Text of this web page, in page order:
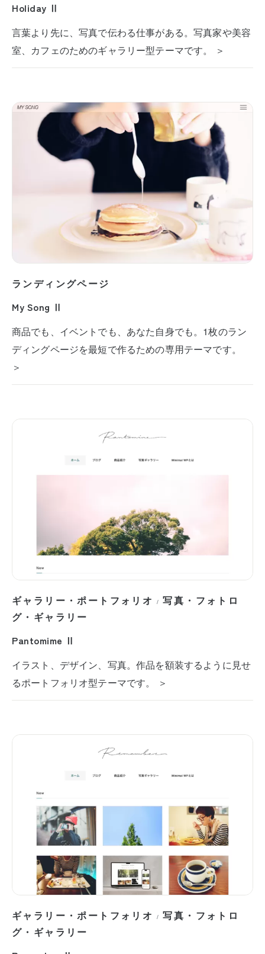
Holiday Ⅱ
言葉より先に、写真で伝わる仕事がある。写真家や美容
室、カフェのためのギャラリー型テーマです。 ＞
ランディングページ
My Song Ⅱ
商品でも、イベントでも、あなた自身でも。1枚のラン
ディングページを最短で作るための専用テーマです。
＞
ギャラリー・ポートフォリオ /写真・フォトロ
グ・ギャラリー
Pantomime Ⅱ
イラスト、デザイン、写真。作品を額装するように見せ
るポートフォリオ型テーマです。 ＞
ギャラリー・ポートフォリオ /写真・フォトロ
グ・ギャラリー